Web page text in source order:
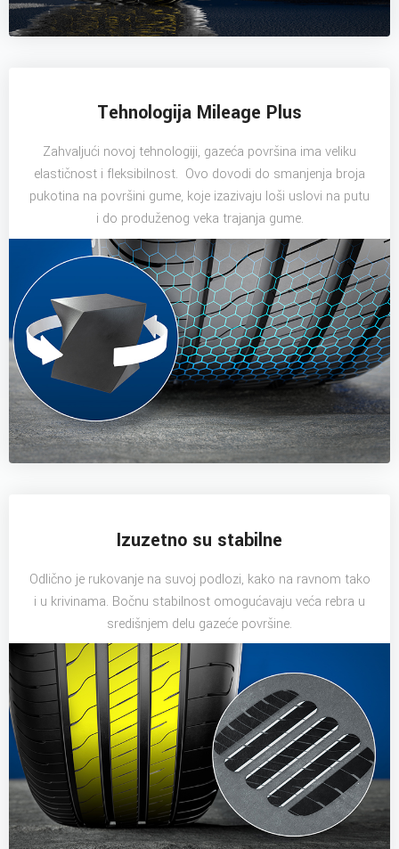
Tehnologija Mileage Plus
Zahvaljući novoj tehnologiji, gazeća površina ima veliku
elastičnost i fleksibilnost. Ovo dovodi do smanjenja broja
pukotina na površini gume, koje izazivaju loši uslovi na putu
i do produženog veka trajanja gume.
Izuzetno su stabilne
Odlično je rukovanje na suvoj podlozi, kako na ravnom tako
i u krivinama. Bočnu stabilnost omogućavaju veća rebra u
središnjem delu gazeće površine.